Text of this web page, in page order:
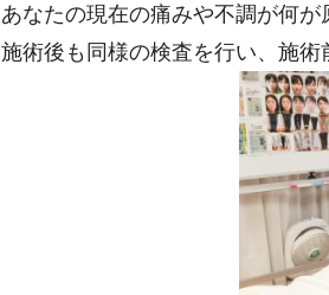
あなたの現在の痛みや不調が何が
施術後も同様の検査を行い、施術